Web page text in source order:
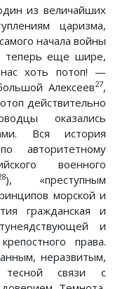
из величайших
царизма,
начала войны
теперь еще шире,
хоть потоп! —
Алексеев27,
действительно
оказались
Вся история
авторитетному
военного
), «преступным
морской и
гражданская и
и
права.
неразвитым,
тесной связи с